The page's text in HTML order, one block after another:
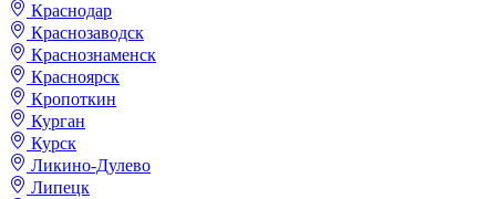
Краснодар
Краснозаводск
Краснознаменск
Красноярск
Кропоткин
Курган
Курск
Ликино-Дулево
Липецк